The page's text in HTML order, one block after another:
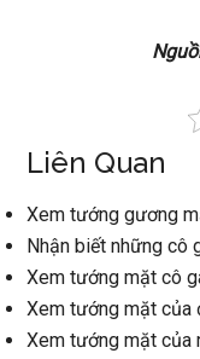
Liên Quan
Xem tướng gương
Nhận biết những cô
Xem tướng mặt cô
Xem tướng mặt của
Xem tướng mặt của